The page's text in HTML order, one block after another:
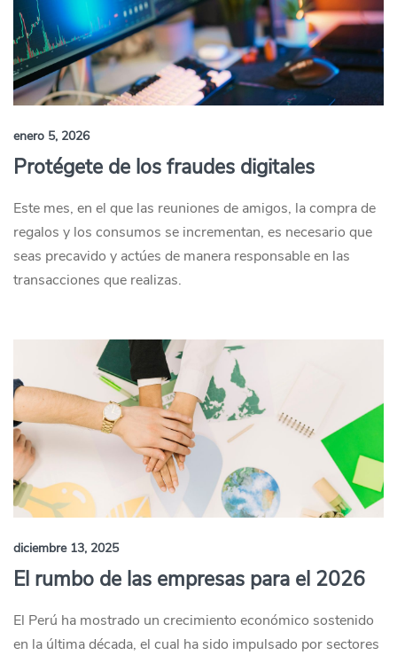
enero 5, 2026
Protégete de los fraudes digitales
Este mes, en el que las reuniones de amigos, la compra de
regalos y los consumos se incrementan, es necesario que
seas precavido y actúes de manera responsable en las
transacciones que realizas.
diciembre 13, 2025
El rumbo de las empresas para el 2026
El Perú ha mostrado un crecimiento económico sostenido
en la última década, el cual ha sido impulsado por sectores